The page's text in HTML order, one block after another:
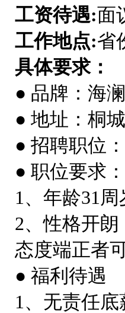
工资待遇:面
工作地点:省
具体要求：
● 品牌：海
● 地址：桐
● 招聘职位
● 职位要求：
1、年龄31
2、性格开
态度端正者
● 福利待遇
1、无责任